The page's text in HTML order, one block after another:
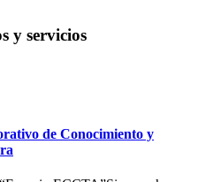
y servicios
de Conocimiento y